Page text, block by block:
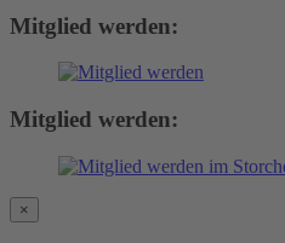
Mitglied werden:
Mitglied werden:
×